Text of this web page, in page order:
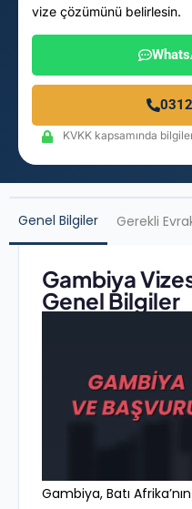
vize çözümünü belirlesin.
KVKK kapsamında
Genel Bilgiler Gerekli
Gambiya
Genel Bilgiler
Gambiya, Batı